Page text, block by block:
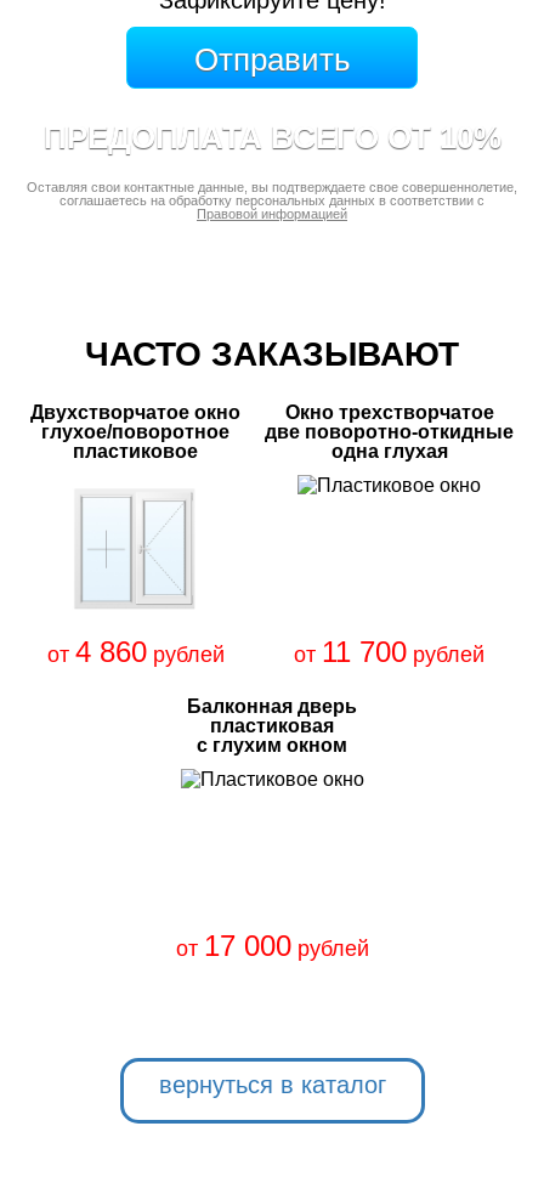
ПРЕДОПЛАТА ВСЕГО ОТ 10%
Оставляя свои контактные данные, вы подтверждаете свое совершеннолетие,
соглашаетесь на обработку персональных данных в соответствии с
Правовой информацией
ЧАСТО ЗАКАЗЫВАЮТ
Двухстворчатое окно
глухое/поворотное
пластиковое
от 4 860рублей
Окно трехстворчатое
две поворотно-откидные
одна глухая
от 11 700 рублей
Балконная дверь
пластиковая
с глухим окном
от 17 000рублей
вернуться в каталог